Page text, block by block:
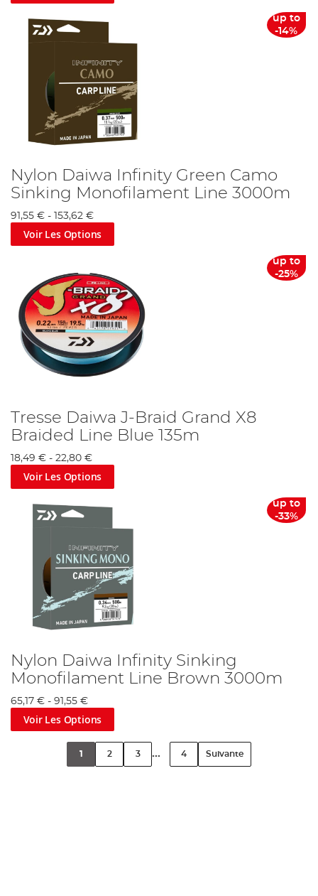
up to
-14%
Nylon Daiwa Infinity Green Camo
Sinking Monofilament Line 3000m
91,55 € - 153,62 €
Voir Les Options
up to
-25%
Tresse Daiwa J-Braid Grand X8
Braided Line Blue 135m
18,49 € - 22,80 €
Voir Les Options
up to
-33%
Nylon Daiwa Infinity Sinking
Monofilament Line Brown 3000m
65,17 € - 91,55 €
Voir Les Options
1 2 3 ... 4 Suivante